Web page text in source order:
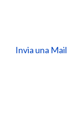
Invia una Mail